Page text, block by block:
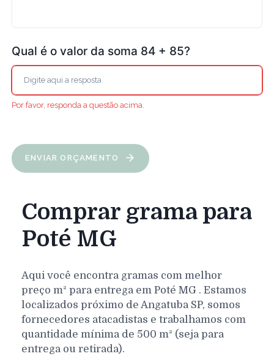
Qual é o valor da soma 84 + 85?
Por favor, responda a questão acima.
ENVIAR ORÇAMENTO
Comprar grama para
Poté MG
Aqui você encontra gramas com melhor
preço m² para entrega em Poté MG . Estamos
localizados próximo de Angatuba SP, somos
fornecedores atacadistas e trabalhamos com
quantidade mínima de 500 m² (seja para
entrega ou retirada).